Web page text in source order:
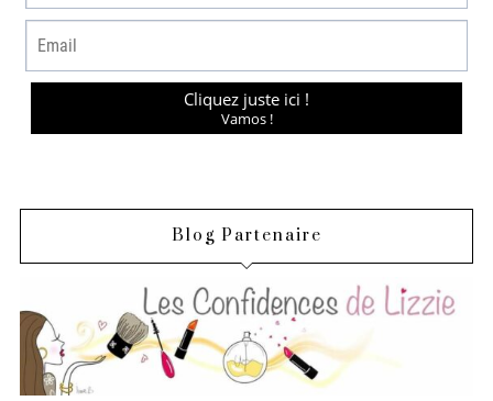
Blog Partenaire